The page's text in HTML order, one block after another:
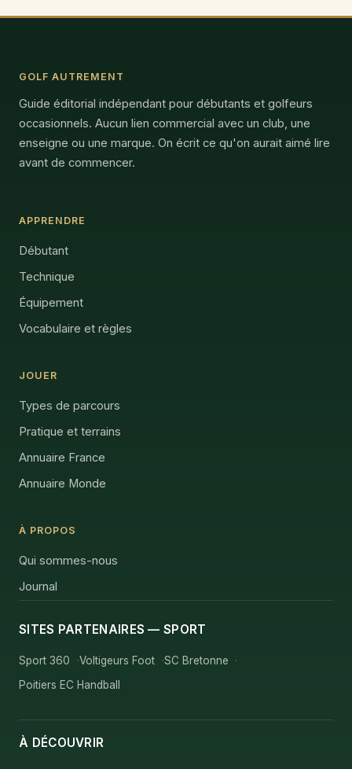
GOLF AUTREMENT
Guide éditorial indépendant pour débutants et golfeurs
occasionnels. Aucun lien commercial avec un club, une
enseigne ou une marque. On écrit ce qu'on aurait aimé lire
avant de commencer.
APPRENDRE
Débutant
Technique
Équipement
Vocabulaire et règles
JOUER
Types de parcours
Pratique et terrains
Annuaire France
Annuaire Monde
À PROPOS
Qui sommes-nous
Journal
SITES PARTENAIRES — SPORT
Sport 360 Voltigeurs Foot
SC Bretonne
Poitiers EC Handball
À DÉCOUVRIR